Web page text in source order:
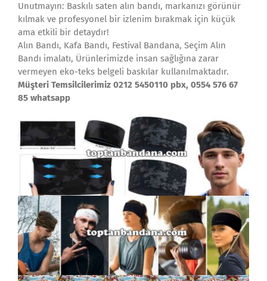
Unutmayın: Baskılı saten alın bandı, markanızı görünür
kılmak ve profesyonel bir izlenim bırakmak için küçük
ama etkili bir detaydır!
Alın Bandı, Kafa Bandı, Festival Bandana, Seçim Alın
Bandı imalatı, Ürünlerimizde insan sağlığına zarar
vermeyen eko-teks belgeli baskılar kullanılmaktadır.
Müşteri Temsilcilerimiz 0212 5450110 pbx, 0554 576 67
85 whatsapp